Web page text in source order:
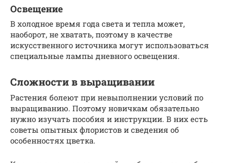
Освещение
В холодное время года света и тепла может,
наоборот, не хватать, поэтому в качестве
искусственного источника могут использоваться
специальные лампы дневного освещения.
Сложности в выращивании
Растения болеют при невыполнении условий по
выращиванию. Поэтому новичкам обязательно
нужно изучать пособия и инструкции. В них есть
советы опытных флористов и сведения об
особенностях цветка.